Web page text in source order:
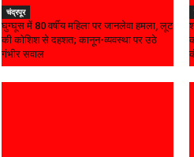
चंद्रपूर
घुग्घूस में 80 वर्षीय महिला पर जानलेवा हमला, लूट
की कोशिश से दहशत; कानून-व्यवस्था पर उठे
गंभीर सवाल